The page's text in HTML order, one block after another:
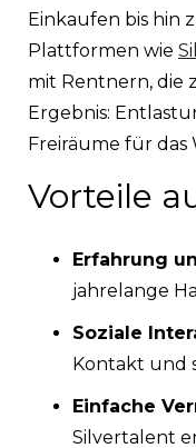
Einkaufen bis hin
Plattformen wie
mit Rentnern, die
Ergebnis:
Freiräume für das
Vorteile
Erfahrung
jahrelange
Soziale
Kontakt und
Einfache
Silvertalent